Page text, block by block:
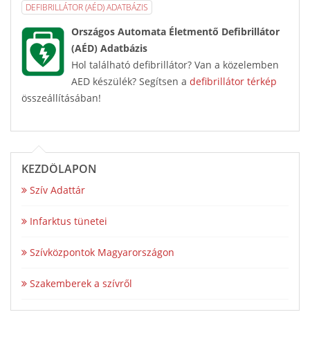
DEFIBRILLÁTOR (AÉD) ADATBÁZIS
Országos Automata Életmentő Defibrillátor
(AÉD) Adatbázis
Hol található defibrillátor? Van a közelemben
AED készülék? Segítsen a defibrillátor térkép
összeállításában!
KEZDŐLAPON
Szív Adattár
Infarktus tünetei
Szívközpontok Magyarországon
Szakemberek a szívről